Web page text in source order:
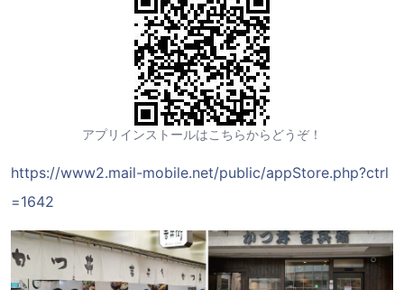
アプリインストールはこちらからどうぞ！
https://www2.mail-mobile.net/public/appStore.php?ctrl
=1642